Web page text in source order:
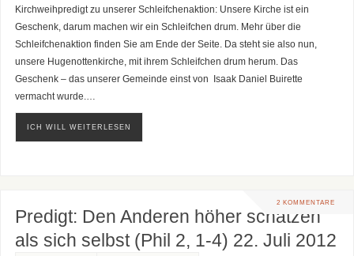
Kirchweihpredigt zu unserer Schleifchenaktion: Unsere Kirche ist ein
Geschenk, darum machen wir ein Schleifchen drum. Mehr über die
Schleifchenaktion finden Sie am Ende der Seite. Da steht sie also nun,
unsere Hugenottenkirche, mit ihrem Schleifchen drum herum. Das
Geschenk – das unserer Gemeinde einst von Isaak Daniel Buirette
vermacht wurde.…
ICH WILL WEITERLESEN
2 KOMMENTARE
Predigt: Den Anderen höher schätzen
als sich selbst (Phil 2, 1-4) 22. Juli 2012